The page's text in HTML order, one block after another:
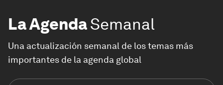
La AgendaSemanal
Una actualización semanal de los temas más
importantes de la agenda global